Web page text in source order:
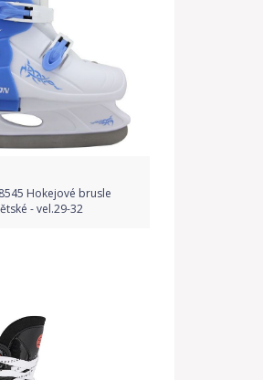
Hokejové brusle
- vel.29-32